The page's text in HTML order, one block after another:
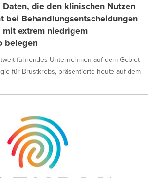
die den klinischen Nutzen
bei Behandlungsentscheidungen
extrem niedrigem
belegen
führendes Unternehmen auf dem Gebiet
für Brustkrebs, präsentierte heute auf dem